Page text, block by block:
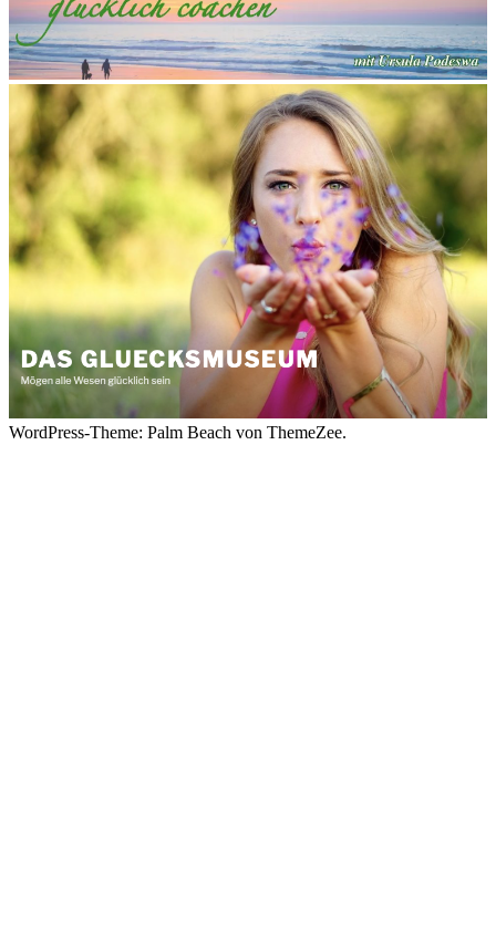
WordPress-Theme: Palm Beach von ThemeZee.